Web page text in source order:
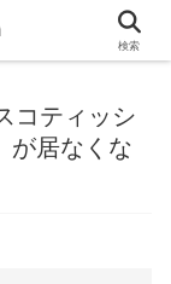
コティッシ
が居なくな
検索